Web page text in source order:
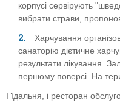
корпусі сервірують
вибрати страви,
Харчування
санаторію дієтичне
результати лікування.
першому поверсі. На
І їдальня, і ресторан